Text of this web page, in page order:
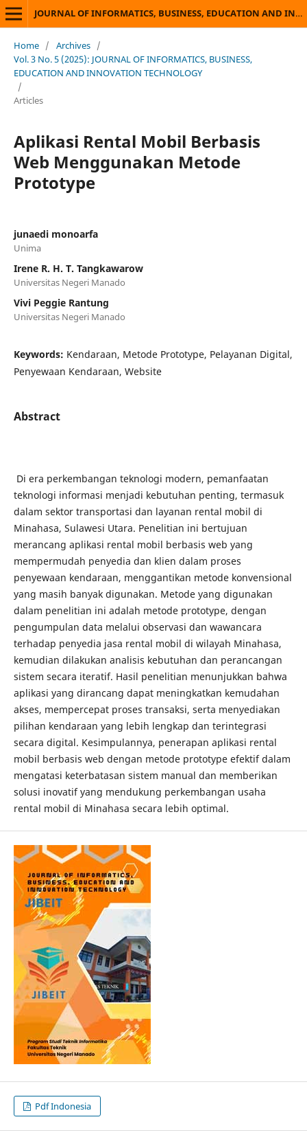
JOURNAL OF INFORMATICS, BUSINESS, EDUCATION AND INNOVATION TECHNOLOGY
Home / Archives /
Vol. 3 No. 5 (2025): JOURNAL OF INFORMATICS, BUSINESS,
EDUCATION AND INNOVATION TECHNOLOGY
/
Articles
Aplikasi Rental Mobil Berbasis
Web Menggunakan Metode
Prototype
junaedi monoarfa
Unima
Irene R. H. T. Tangkawarow
Universitas Negeri Manado
Vivi Peggie Rantung
Universitas Negeri Manado
Keywords: Kendaraan, Metode Prototype, Pelayanan Digital,
Penyewaan Kendaraan, Website
Abstract
Di era perkembangan teknologi modern, pemanfaatan
teknologi informasi menjadi kebutuhan penting, termasuk
dalam sektor transportasi dan layanan rental mobil di
Minahasa, Sulawesi Utara. Penelitian ini bertujuan
merancang aplikasi rental mobil berbasis web yang
mempermudah penyedia dan klien dalam proses
penyewaan kendaraan, menggantikan metode konvensional
yang masih banyak digunakan. Metode yang digunakan
dalam penelitian ini adalah metode prototype, dengan
pengumpulan data melalui observasi dan wawancara
terhadap penyedia jasa rental mobil di wilayah Minahasa,
kemudian dilakukan analisis kebutuhan dan perancangan
sistem secara iteratif. Hasil penelitian menunjukkan bahwa
aplikasi yang dirancang dapat meningkatkan kemudahan
akses, mempercepat proses transaksi, serta menyediakan
pilihan kendaraan yang lebih lengkap dan terintegrasi
secara digital. Kesimpulannya, penerapan aplikasi rental
mobil berbasis web dengan metode prototype efektif dalam
mengatasi keterbatasan sistem manual dan memberikan
solusi inovatif yang mendukung perkembangan usaha
rental mobil di Minahasa secara lebih optimal.
Pdf Indonesia